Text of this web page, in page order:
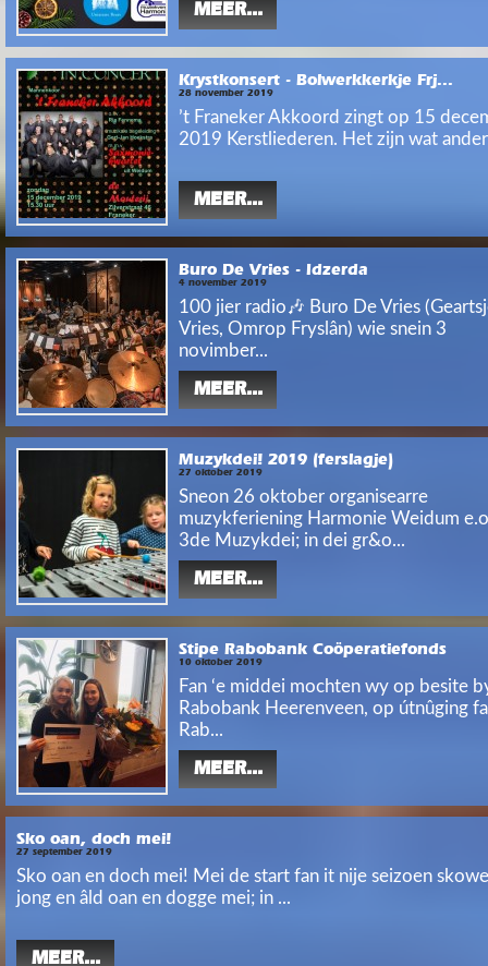
MEER...
Krystkonsert - Bolwerkkerkje Frj...
28 november 2019
’t Franeker Akkoord zingt op 15
2019 Kerstliederen. Het zijn wat
MEER...
Buro De Vries - Idzerda
4 november 2019
100 jier radio🎶 Buro De Vries
Vries, Omrop Fryslân) wie snein 3
novimber...
MEER...
Muzykdei! 2019 (ferslagje)
27 oktober 2019
Sneon 26 oktober organisearre
muzykferiening Harmonie Weidum
3de Muzykdei; in dei gr&o...
MEER...
Stipe Rabobank Coöperatiefonds
10 oktober 2019
Fan ‘e middei mochten wy op besite
Rabobank Heerenveen, op útnûging
Rab...
MEER...
Sko oan, doch mei!
27 september 2019
Sko oan en doch mei! Mei de start fan it nije seizoen skowe
jong en âld oan en dogge mei; in ...
MEER...